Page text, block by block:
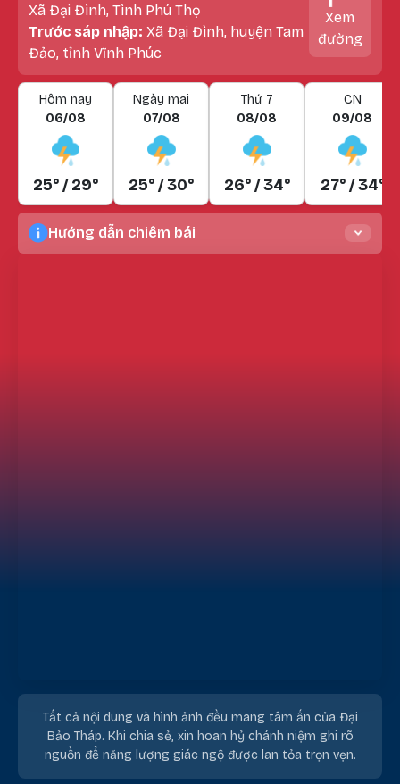
Xã Đại Đình, Tình Phú Thọ
Trước sáp nhập: Xã Đại Đình, huyện Tam
Đảo, tỉnh Vĩnh Phúc
Xem
đường
Hôm nay
06/08
25° / 29°
Ngày mai
07/08
25° / 30°
Thứ 7
08/08
26° / 34°
CN
09/08
27° / 34°
Hướng dẫn chiêm bái
Tất cả nội dung và hình ảnh đều mang tâm ấn của Đại
Bảo Tháp. Khi chia sẻ, xin hoan hỷ chánh niệm ghi rõ
nguồn để năng lượng giác ngộ được lan tỏa trọn vẹn.